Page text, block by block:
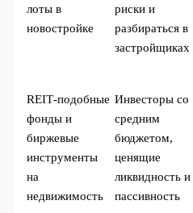
лоты в
новостройке
риски и
разбираться в
застройщиках
REIT‑подобные
фонды и
биржевые
инструменты
на
недвижимость
Инвесторы со
средним
бюджетом,
ценящие
ликвидность и
пассивность